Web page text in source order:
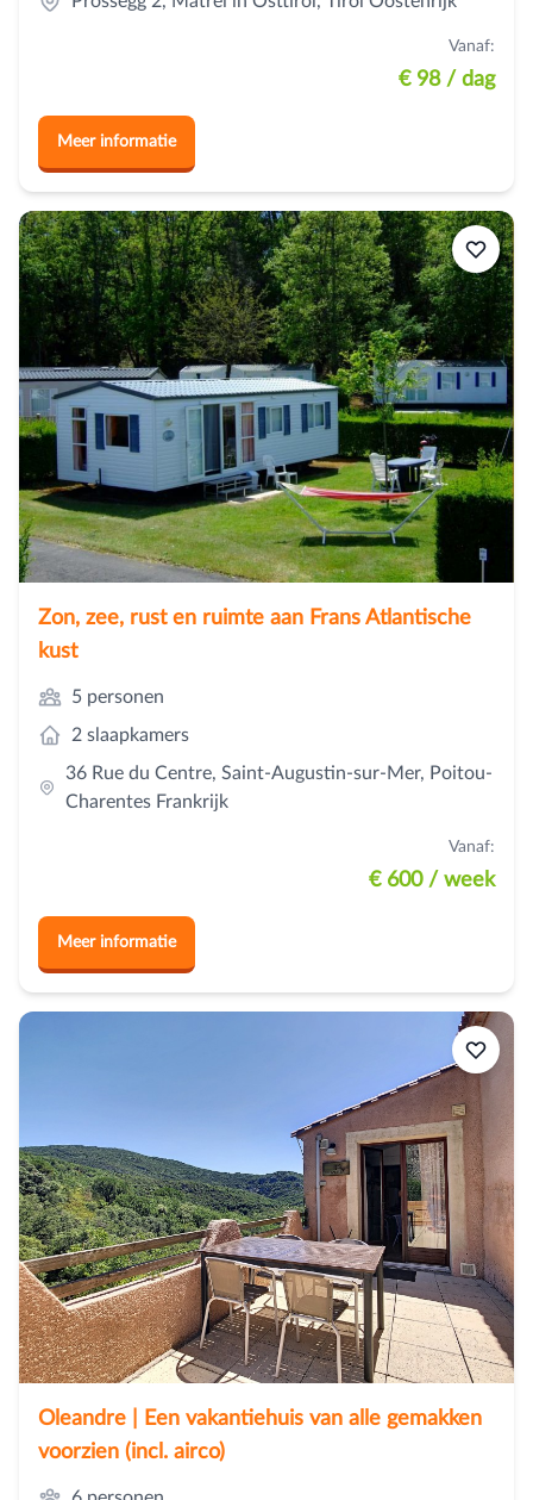
Vanaf:
€ 98/ dag
Meer informatie
Zon, zee, rust en ruimte aan Frans Atlantische
kust
5 personen
2 slaapkamers
36 Rue du Centre, Saint-Augustin-sur-Mer, Poitou-
Charentes Frankrijk
Vanaf:
€ 600/ week
Meer informatie
Oleandre | Een vakantiehuis van alle gemakken
voorzien (incl. airco)